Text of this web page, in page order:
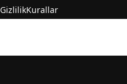
GizlilikKurallar